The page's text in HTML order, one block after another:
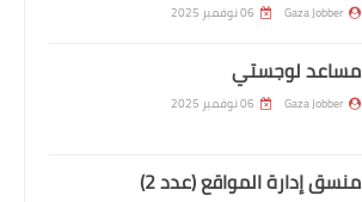
Gaza Jobber 06 نوفمبر 2025
مساعد لوجستي
Gaza Jobber 06 نوفمبر 2025
منسق إدارة المواقع (عدد 2)